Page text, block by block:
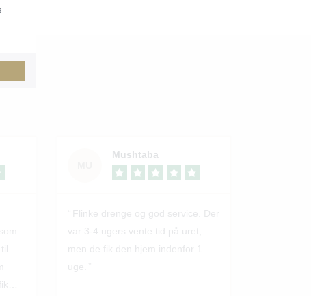
Mushtaba
Flinke drenge og god service. Der
var 3-4 ugers vente tid på uret,
men de fik den hjem indenfor 1
uge.